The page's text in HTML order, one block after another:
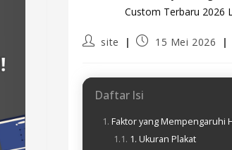
site 15 Mei 2026
Daftar Isi
Faktor yang Mempengaruhi
1. Ukuran Plakat